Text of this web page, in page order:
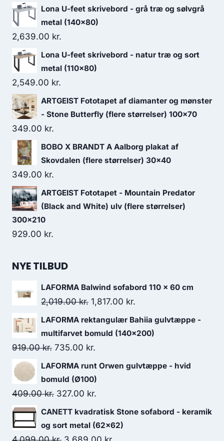
Lona U-feet skrivebord - grå træ og sølvgrå
metal (140x80)
2,639.00 kr.
Lona U-feet skrivebord - natur træ og sort
metal (110x80)
2,549.00 kr.
ARTGEIST Fototapet af diamanter og mønster
- Stone Butterfly (flere størrelser) 100x70
349.00 kr.
BOBO X BRANDT A Aalborg plakat af
Skovdalen (flere størrelser) 30x40
349.00 kr.
ARTGEIST Fototapet - Mountain Predator
(Black and White) ulv (flere størrelser)
300x210
929.00 kr.
NYE TILBUD
LAFORMA Balwind sofabord 110 x 60 cm
2,019.00kr. 1,817.00 kr.
LAFORMA rektangulær Bahiia gulvtæppe -
multifarvet bomuld (140x200)
919.00kr. 735.00 kr.
LAFORMA runt Orwen gulvtæppe - hvid
bomuld (Ø100)
409.00kr. 327.00 kr.
CANETT kvadratisk Stone sofabord - keramik
og sort metal (62x62)